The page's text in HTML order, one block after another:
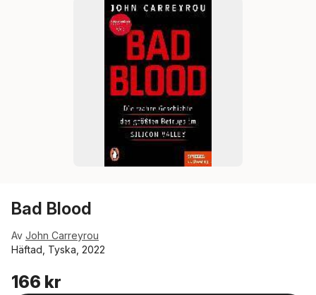
Bad Blood
Av John Carreyrou
Häftad, Tyska, 2022
166 kr